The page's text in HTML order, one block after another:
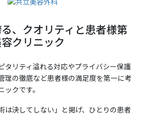
、クオリティと患者様第
クリニック
タリティ溢れる対応やプライバシー保護
理の徹底など患者様の満足度を第一に考
クです。
は決してしない」と掲げ、ひとりの患者